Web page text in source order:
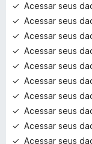
Acessar seus
Acessar seus
Acessar seus
Acessar seus
Acessar seus
Acessar seus
Acessar seus
Acessar seus
Acessar seus
Acessar seus